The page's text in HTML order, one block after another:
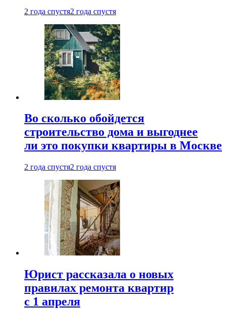
2 года спустя2 года спустя
Во сколько обойдется
строительство дома и выгоднее
ли это покупки квартиры в Москве
2 года спустя2 года спустя
Юрист рассказала о новых
правилах ремонта квартир
с 1 апреля